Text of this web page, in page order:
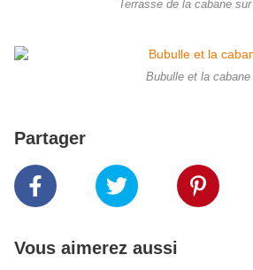
Terrasse de la cabane
Bubulle et la cabane
Partager
Vous aimerez aussi